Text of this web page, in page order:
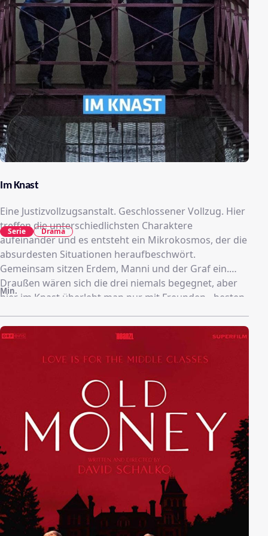
Im Knast
Eine Justizvollzugsanstalt. Geschlossener Vollzug. Hier
treffen die unterschiedlichsten Charaktere
aufeinander und es entsteht ein Mikrokosmos, der die
absurdesten Situationen heraufbeschwört.
Gemeinsam sitzen Erdem, Manni und der Graf ein.
Draußen wären sich die drei niemals begegnet, aber
hier im Knast überlebt man nur mit Freunden - besten
Min.
Serie Drama